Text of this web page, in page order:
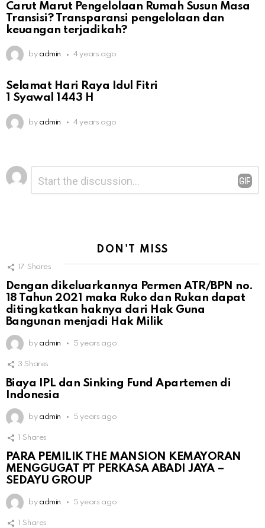
Carut Marut Pengelolaan Rumah Susun Masa
Transisi? Transparansi pengelolaan dan
keuangan terjadikah?
by admin 4 years ago
Selamat Hari Raya Idul Fitri
1 Syawal 1443 H
by admin 4 years ago
Leave
a
Reply
DON'T MISS
17 Shares
Dengan dikeluarkannya Permen ATR/BPN no.
18 Tahun 2021 maka Ruko dan Rukan dapat
ditingkatkan haknya dari Hak Guna
Bangunan menjadi Hak Milik
by admin 5 years ago
3 Shares
Biaya IPL dan Sinking Fund Apartemen di
Indonesia
by admin 5 years ago
1 Shares
PARA PEMILIK THE MANSION KEMAYORAN
MENGGUGAT PT PERKASA ABADI JAYA –
SEDAYU GROUP
by admin 5 years ago
1 Shares